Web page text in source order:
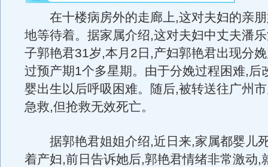
在十楼病房外的走廊上,这对夫妇的亲朋
地等待着。据家属介绍,这对夫妇中丈夫潘
子郭艳君31岁,本月2日,产妇郭艳君出现分
过预产期1个多星期。由于分娩过程困难,后
婴出生以后呼吸困难。随后,被转送往广州
急救,但抢救无效死亡。
据郭艳君姐姐介绍,近日来,家属都婴儿
着产妇,前日告诉她后,郭艳君情绪非常激动,